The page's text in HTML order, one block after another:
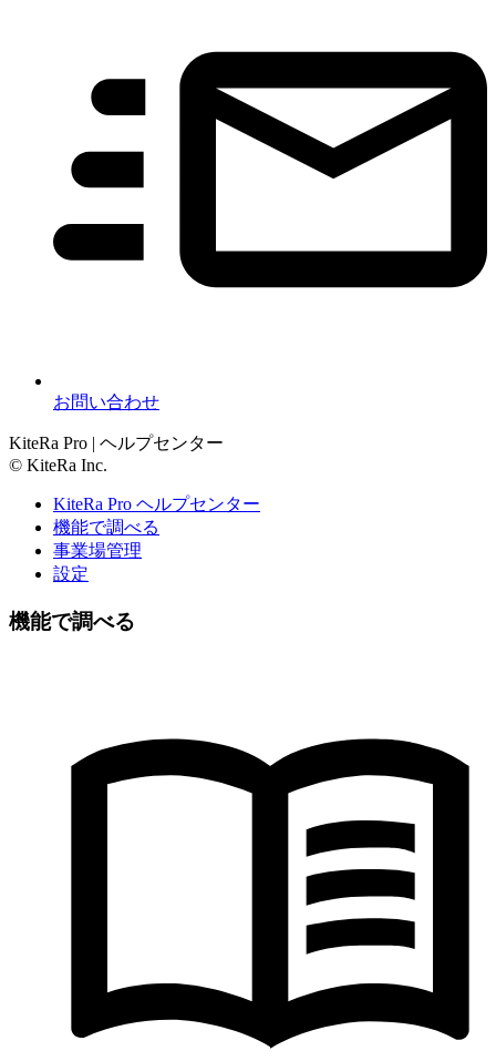
お問い合わせ
KiteRa Pro | ヘルプセンター
© KiteRa Inc.
KiteRa Pro ヘルプセンター
機能で調べる
事業場管理
設定
機能で調べる